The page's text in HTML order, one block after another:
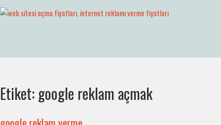
Skip
to
Etiket: google reklam açmak